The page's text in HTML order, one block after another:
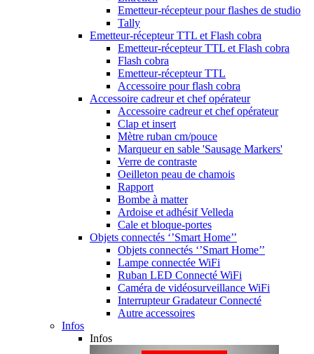
Emetteur-récepteur pour flashes de studio
Tally
Emetteur-récepteur TTL et Flash cobra
Emetteur-récepteur TTL et Flash cobra
Flash cobra
Emetteur-récepteur TTL
Accessoire pour flash cobra
Accessoire cadreur et chef opérateur
Accessoire cadreur et chef opérateur
Clap et insert
Mètre ruban cm/pouce
Marqueur en sable 'Sausage Markers'
Verre de contraste
Oeilleton peau de chamois
Rapport
Bombe à matter
Ardoise et adhésif Velleda
Cale et bloque-portes
Objets connectés ‘’Smart Home’’
Objets connectés ‘’Smart Home’’
Lampe connectée WiFi
Ruban LED Connecté WiFi
Caméra de vidéosurveillance WiFi
Interrupteur Gradateur Connecté
Autre accessoires
Infos
Infos